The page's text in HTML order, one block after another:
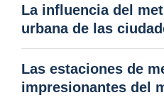
La influencia del
urbana de las
Las estaciones de
impresionantes del